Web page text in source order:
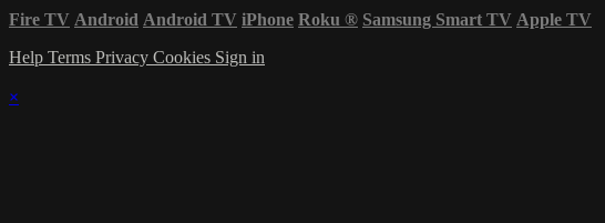
Fire TV Android Android TV iPhone Roku ® Samsung Smart TV Apple TV
Help Terms Privacy Cookies Sign in
×